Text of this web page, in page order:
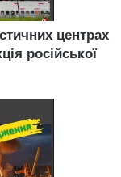
центрах
російської